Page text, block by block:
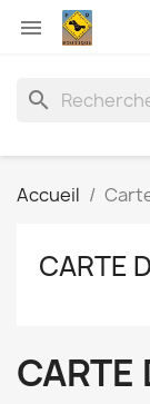

search
Accueil
CARTE
CARTE